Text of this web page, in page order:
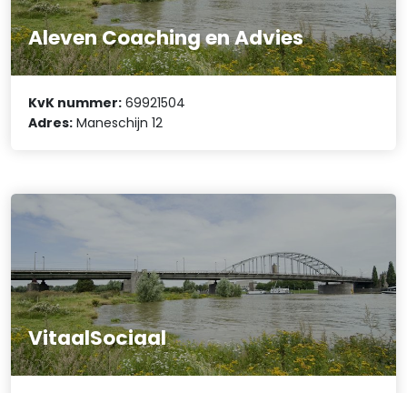
Aleven Coaching en Advies
KvK nummer: 69921504
Adres: Maneschijn 12
VitaalSociaal